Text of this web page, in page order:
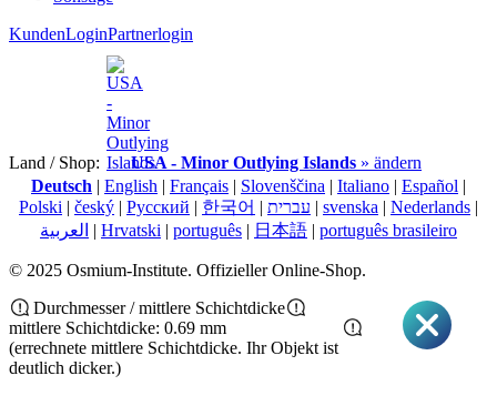
KundenLoginPartnerlogin
Land / Shop: USA - Minor Outlying Islands » ändern
Deutsch | English | Français | Slovenščina | Italiano | Español |
Polski | český | Pусский | 한국어 | עברית | svenska | Nederlands |
العربية | Hrvatski | português | 日本語 | português brasileiro
© 2025 Osmium-Institute. Offizieller Online-Shop.
Durchmesser / mittlere Schichtdicke
mittlere Schichtdicke: 0.69 mm
(errechnete mittlere Schichtdicke. Ihr Objekt ist
deutlich dicker.)